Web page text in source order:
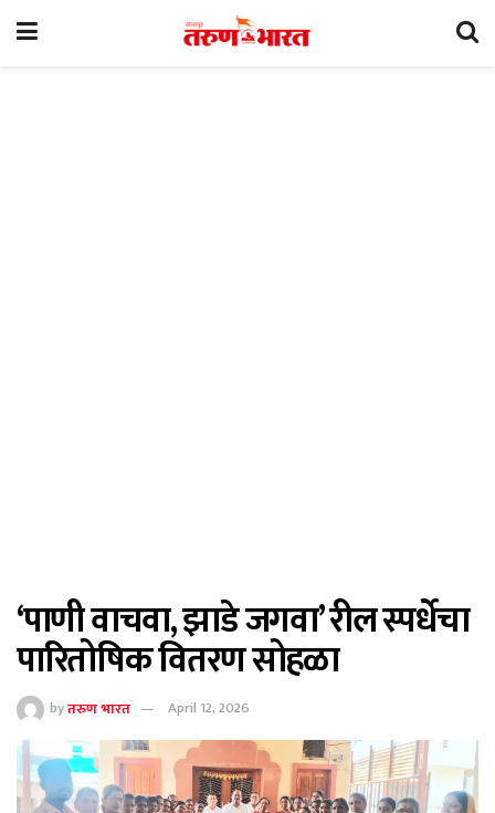
‘पाणी वाचवा, झाडे जगवा’ रील स्पर्धेचा
पारितोषिक वितरण सोहळा
byतरुण भारत April 12, 2026